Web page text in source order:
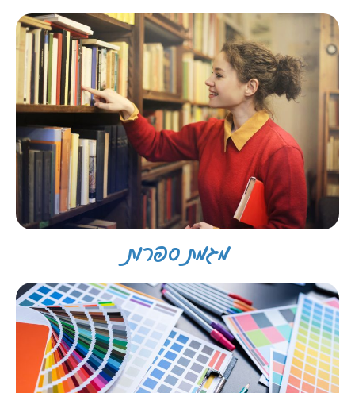
מגמת ספרות